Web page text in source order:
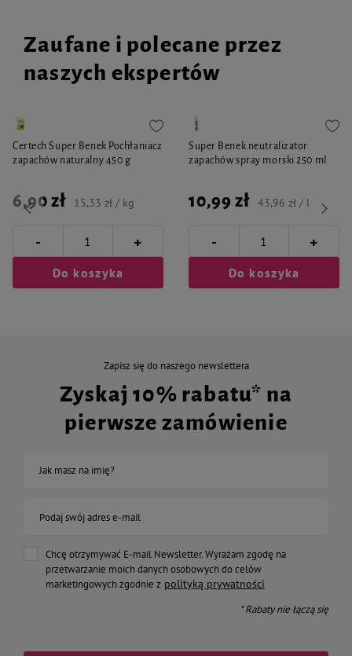
Zaufane i polecane przez
naszych ekspertów
Certech Super Benek Pochłaniacz
zapachów naturalny 450 g
6,90 zł 15,33 zł / kg
- +
Do koszyka
Super Benek neutralizator
zapachów spray morski 250 ml
10,99 zł 43,96 zł / l
- +
Do koszyka
Zapisz się do naszego newslettera
Zyskaj 10% rabatu* na
pierwsze zamówienie
Jak masz na imię?
Podaj swój adres e-mail
Chcę otrzymywać E-mail Newsletter. Wyrażam zgodę na
przetwarzanie moich danych osobowych do celów
marketingowych zgodnie z polityką prywatności
* Rabaty nie łączą się